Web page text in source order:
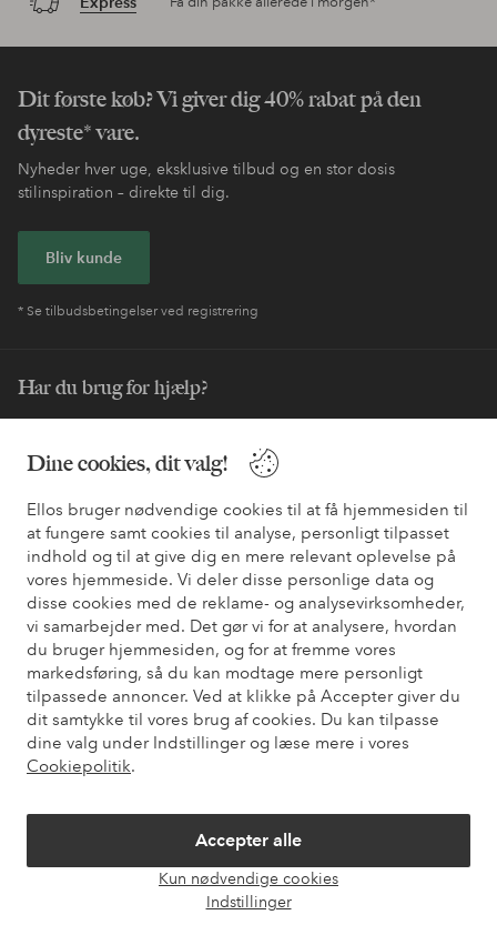
Dine cookies, dit valg!
Ellos bruger nødvendige cookies til at få hjemmesiden til
at fungere samt cookies til analyse, personligt tilpasset
indhold og til at give dig en mere relevant oplevelse på
vores hjemmeside. Vi deler disse personlige data og
disse cookies med de reklame- og analysevirksomheder,
vi samarbejder med. Det gør vi for at analysere, hvordan
du bruger hjemmesiden, og for at fremme vores
markedsføring, så du kan modtage mere personligt
tilpassede annoncer. Ved at klikke på Accepter giver du
dit samtykke til vores brug af cookies. Du kan tilpasse
dine valg under Indstillinger og læse mere i vores
Cookiepolitik.
Accepter alle
Kun nødvendige cookies
Indstillinger
Dit første køb? Vi giver dig 40% rabat på den
dyreste* vare.
Nyheder hver uge, eksklusive tilbud og en stor dosis
stilinspiration – direkte til dig.
Bliv kunde
* Se tilbudsbetingelser ved registrering
Har du brug for hjælp?
Du kan også finde oplysninger om, hvordan du kontakter os.
Kundeservice Bestilling Betalingsmåde
Mine sider
Om Ellos
Vores tjenester